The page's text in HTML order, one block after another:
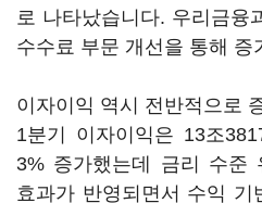
로 나타났습니다. 우리금융
수수료 부문 개선을 통해 증
이자이익 역시 전반적으로
1분기 이자이익은 13조
3% 증가했는데 금리 수준
효과가 반영되면서 수익